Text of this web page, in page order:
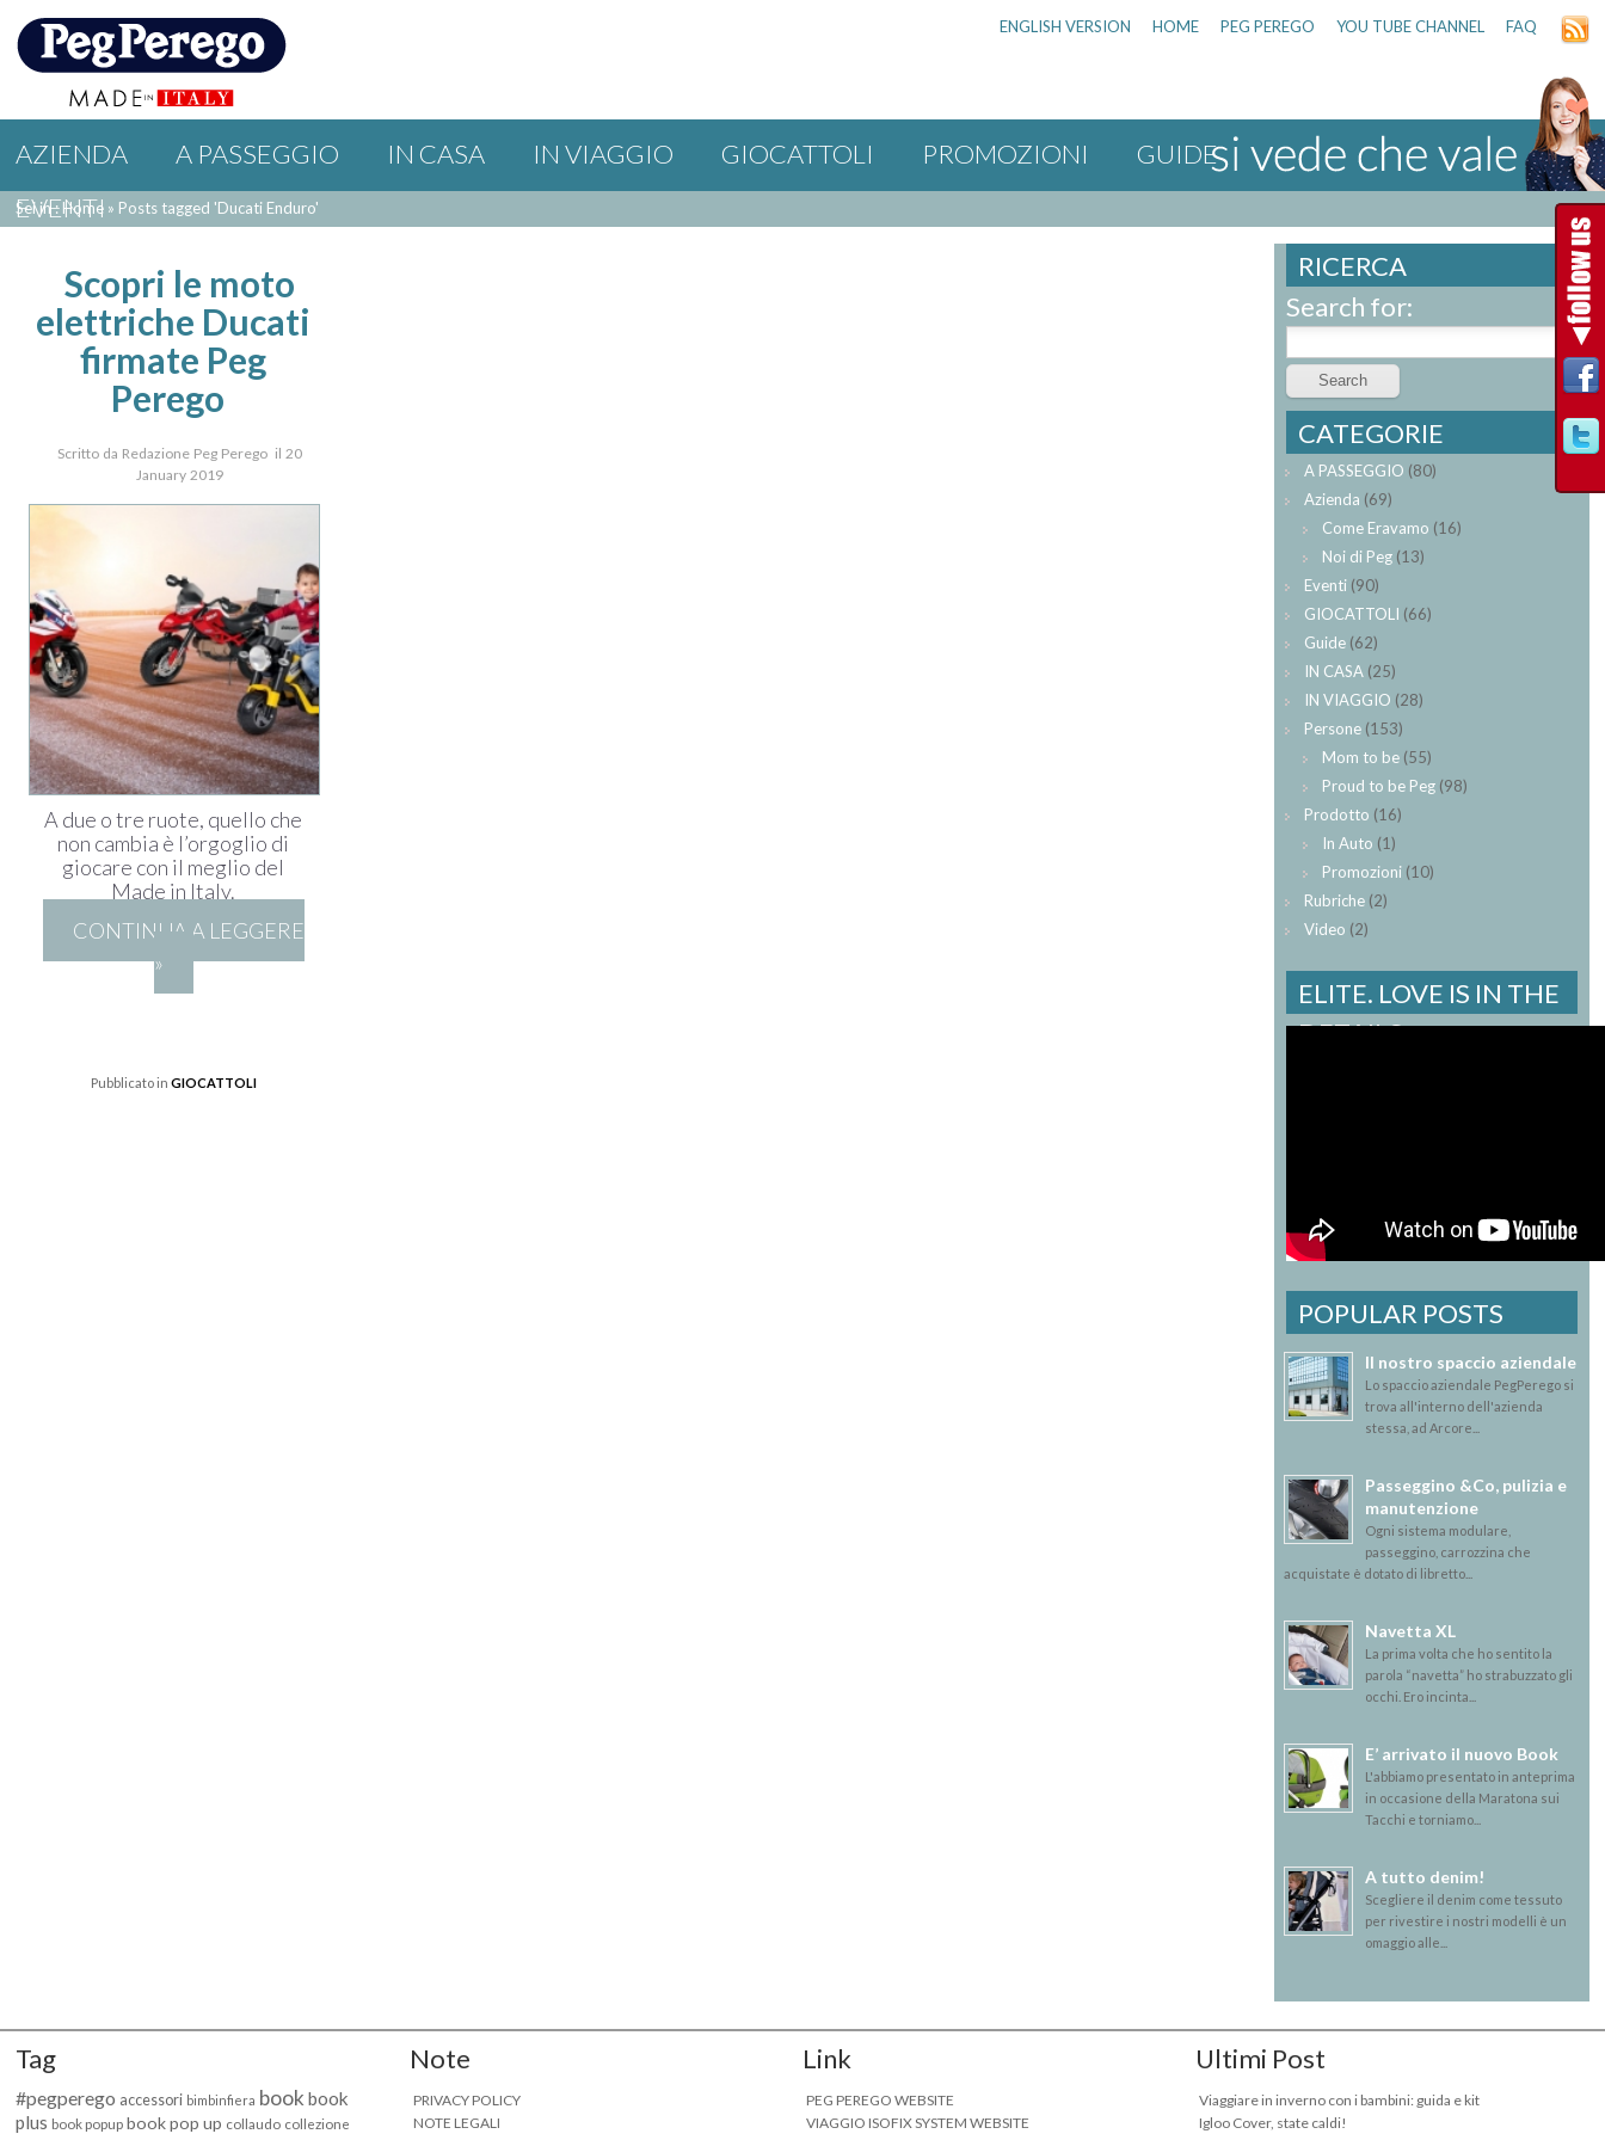
ENGLISH VERSION HOME PEG PEREGO YOU TUBE CHANNEL FAQ
AZIENDA A PASSEGGIO IN CASA IN VIAGGIO GIOCATTOLI PROMOZIONI
GUIDE
EVENTI
Sei in : Home » Posts tagged 'Ducati Enduro'
Scopri le moto
elettriche Ducati
firmate Peg
Perego
Scritto da Redazione Peg Perego il 20
January 2019
A due o tre ruote, quello che
non cambia è l’orgoglio di
giocare con il meglio del
Made in Italy.
CONTINUA A LEGGERE
»
Pubblicato in GIOCATTOLI
RICERCA
Search for:
CATEGORIE
A PASSEGGIO (80)
Azienda (69)
Come Eravamo (16)
Noi di Peg (13)
Eventi (90)
GIOCATTOLI (66)
Guide (62)
IN CASA (25)
IN VIAGGIO (28)
Persone (153)
Mom to be (55)
Proud to be Peg (98)
Prodotto (16)
In Auto (1)
Promozioni (10)
Rubriche (2)
Video (2)
ELITE. LOVE IS IN THE
DETAILS.
POPULAR POSTS
Il nostro spaccio aziendale
Lo spaccio aziendale PegPerego si
trova all'interno dell'azienda
stessa, ad Arcore...
Passeggino &Co, pulizia e
manutenzione
Ogni sistema modulare,
passeggino, carrozzina che
acquistate è dotato di libretto...
Navetta XL
La prima volta che ho sentito la
parola “navetta” ho strabuzzato gli
occhi. Ero incinta...
E’ arrivato il nuovo Book
L'abbiamo presentato in anteprima
in occasione della Maratona sui
Tacchi e torniamo...
A tutto denim!
Scegliere il denim come tessuto
per rivestire i nostri modelli è un
omaggio alle...
Tag
#pegperego accessori bimbinfiera book book
plus book popup book pop up collaudo collezione
Note
PRIVACY POLICY
NOTE LEGALI
Link
PEG PEREGO WEBSITE
VIAGGIO ISOFIX SYSTEM WEBSITE
Ultimi Post
Viaggiare in inverno con i bambini: guida e kit
Igloo Cover, state caldi!